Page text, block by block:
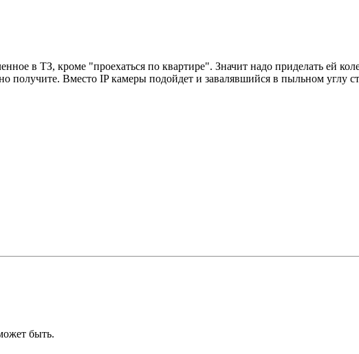
в ТЗ, кроме "проехаться по квартире". Значит надо приделать ей
получите. Вместо IP камеры подойдет и завалявшийся в пыльном углу
быть.